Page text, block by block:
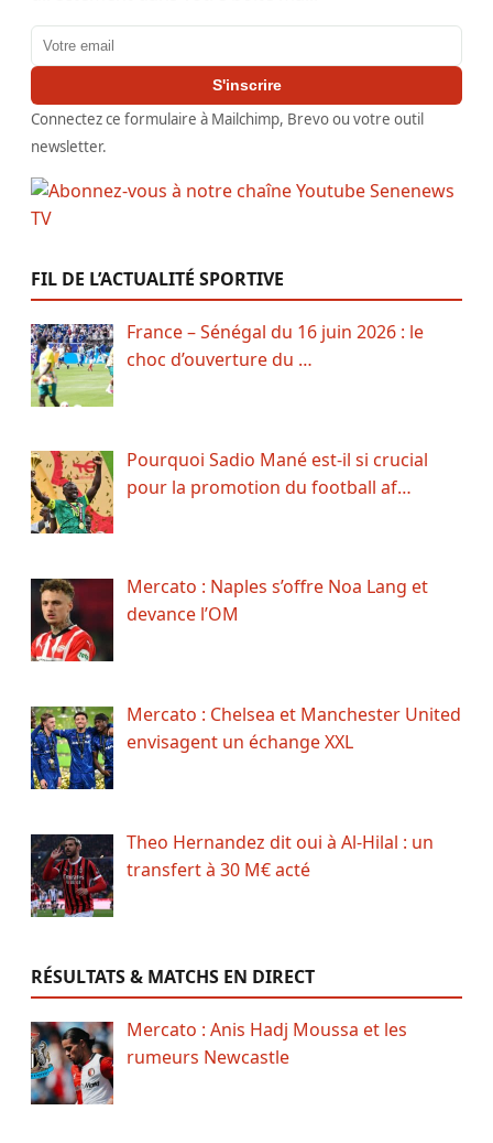
Adresse email
S'inscrire
Connectez ce formulaire à Mailchimp, Brevo ou votre outil
newsletter.
FIL DE L’ACTUALITÉ SPORTIVE
France – Sénégal du 16 juin 2026 : le
choc d’ouverture du …
Pourquoi Sadio Mané est-il si crucial
pour la promotion du football af…
Mercato : Naples s’offre Noa Lang et
devance l’OM
Mercato : Chelsea et Manchester United
envisagent un échange XXL
Theo Hernandez dit oui à Al-Hilal : un
transfert à 30 M€ acté
RÉSULTATS & MATCHS EN DIRECT
Mercato : Anis Hadj Moussa et les
rumeurs Newcastle